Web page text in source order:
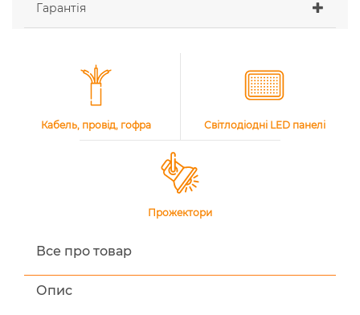
Гарантія
Кабель, провід, гофра Світлодіодні LED панелі
Прожектори
Все про товар
Опис